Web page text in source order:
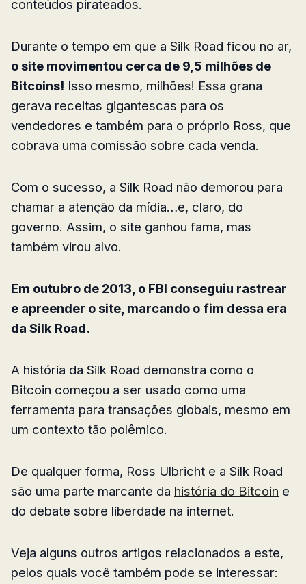
conteúdos pirateados.
Durante o tempo em que a Silk Road ficou no ar,
o site movimentou cerca de 9,5 milhões de
Bitcoins! Isso mesmo, milhões! Essa grana
gerava receitas gigantescas para os
vendedores e também para o próprio Ross, que
cobrava uma comissão sobre cada venda.
Com o sucesso, a Silk Road não demorou para
chamar a atenção da mídia…e, claro, do
governo. Assim, o site ganhou fama, mas
também virou alvo.
Em outubro de 2013, o FBI conseguiu rastrear
e apreender o site, marcando o fim dessa era
da Silk Road.
A história da Silk Road demonstra como o
Bitcoin começou a ser usado como uma
ferramenta para transações globais, mesmo em
um contexto tão polêmico.
De qualquer forma, Ross Ulbricht e a Silk Road
são uma parte marcante da história do Bitcoin e
do debate sobre liberdade na internet.
Veja alguns outros artigos relacionados a este,
pelos quais você também pode se interessar: